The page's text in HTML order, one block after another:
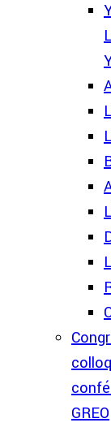
GREO